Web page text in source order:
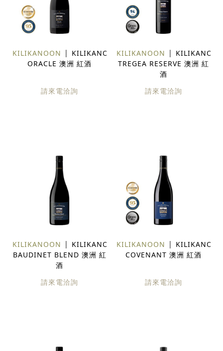
KILIKANOON
KILIKANOON
ORACLE 澳洲 紅酒
請來電洽詢
KILIKANOON
TREGEA RESERVE 澳洲 紅
酒
請來電洽詢
KILIKANOON
KILIKANOON
BAUDINET BLEND 澳洲 紅
酒
請來電洽詢
KILIKANOON
COVENANT 澳洲 紅酒
請來電洽詢